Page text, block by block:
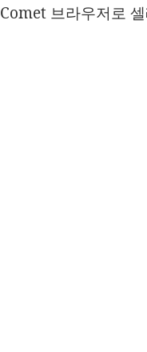
Comet 브라우저로